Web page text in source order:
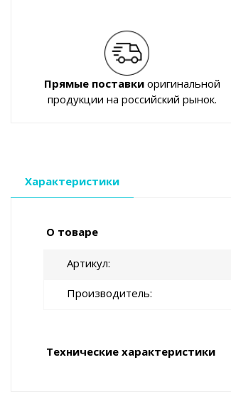
Прямые поставкиоригинальной
продукции на российский рынок.
Характеристики
О товаре
Артикул
Производитель
Технические характеристики